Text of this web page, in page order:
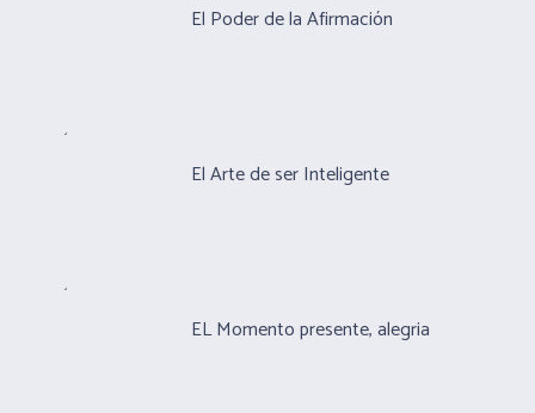
El Poder de la Afirmación
El Arte de ser Inteligente
EL Momento presente, alegria